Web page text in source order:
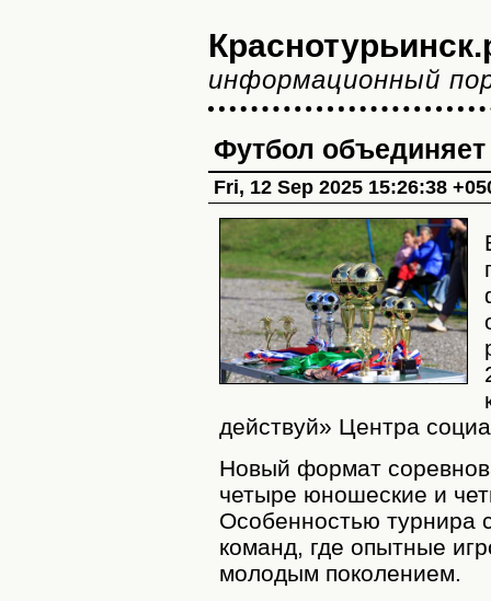
информационный
Футбол объединяет
Fri, 12 Sep 2025 15:26:38
действуй» Центра
Новый формат
четыре юношеские и
Особенностью турнира
команд, где опытные
молодым поколением.